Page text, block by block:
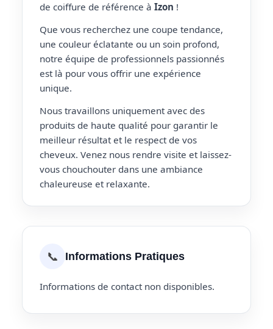
de coiffure de référence à Izon !
Que vous recherchez une coupe tendance,
une couleur éclatante ou un soin profond,
notre équipe de professionnels passionnés
est là pour vous offrir une expérience
unique.
Nous travaillons uniquement avec des
produits de haute qualité pour garantir le
meilleur résultat et le respect de vos
cheveux. Venez nous rendre visite et laissez-
vous chouchouter dans une ambiance
chaleureuse et relaxante.
📞 Informations Pratiques
Informations de contact non disponibles.